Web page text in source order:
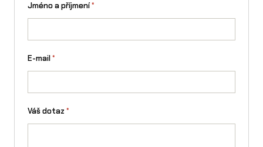
Jméno a příjmení*
E-mail*
Váš dotaz *